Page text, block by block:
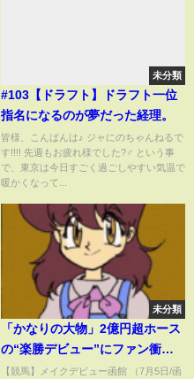
未分類
#103【ドラフト】ドラフト一位
指名になるのが夢だった経理。
皆様、こんばんは♪ ジャにのちゃんねるで
す!!!! 先週もお疲れ様でした?‍♂️ という事
で、東京は今日すごく過ごしやすい気温で
暖かくなって...
未分類
「かなりの大物」2億円超ホース
の“楽勝デビュー”にファン衝
撃…鞭なしレコードの完勝「未
【競馬】メイクデビュー函館 （7月5日/函